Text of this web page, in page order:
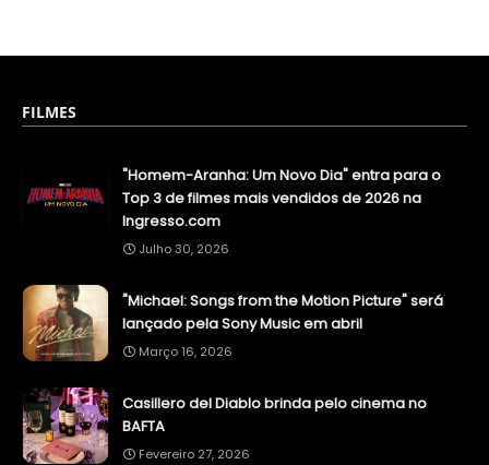
FILMES
"Homem-Aranha: Um Novo Dia" entra para o
Top 3 de filmes mais vendidos de 2026 na
Ingresso.com
Julho 30, 2026
"Michael: Songs from the Motion Picture" será
lançado pela Sony Music em abril
Março 16, 2026
Casillero del Diablo brinda pelo cinema no
BAFTA
Fevereiro 27, 2026